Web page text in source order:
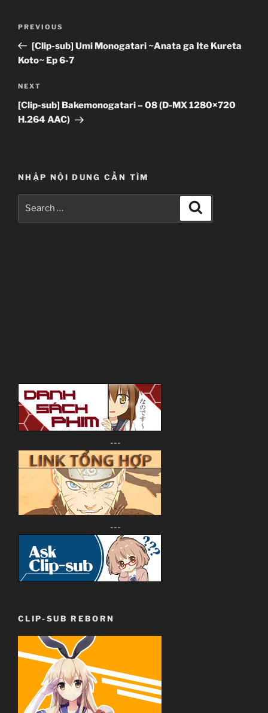
Previous
Post
PREVIOUS
[Clip-sub] Umi Monogatari ~Anata ga Ite Kureta
Koto~ Ep 6-7
Next
Post
NEXT
[Clip-sub] Bakemonogatari – 08 (D-MX 1280×720
H.264 AAC)
NHẬP NỘI DUNG CẦN TÌM
---
---
CLIP-SUB REBORN